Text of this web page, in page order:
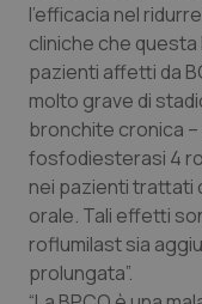
Emilia-
Friuli
Lazio
Liguria
Lombardia
Colesterolo
Dermatite
Diabete &
Disturbi
Dolore
l’efficacia nel
cliniche che questa
pazienti affetti da
molto grave di
bronchite cronica –
fosfodiesterasi 4
nei pazienti trattati
orale. Tali effetti
roflumilast sia
prolungata”.